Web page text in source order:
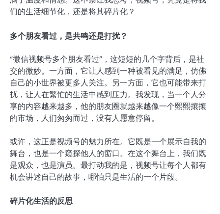
们的生活细节化，还是将其碎片化？
多个朋友看过，是共鸣还是打扰？
“微信视频号多个朋友看过”，这短短的几个字背后，是社
交的微妙。一方面，它让人感到一种被看见的满足，仿佛
自己的小世界被更多人关注。另一方面，它也可能带来打
扰，让人在繁忙的生活中感到压力。我发现，当一个人分
享的内容越来越多，他的朋友圈就越来越像一个熙熙攘攘
的市场，人们匆匆而过，没有人愿意停留。
或许，这正是视频号的魅力所在。它既是一个展示自我的
舞台，也是一个窥探他人的窗口。在这个舞台上，我们既
是观众，也是演员。最打动我的是，视频号让每个人都有
机会讲述自己的故事，哪怕只是生活的一个片段。
碎片化生活的反思